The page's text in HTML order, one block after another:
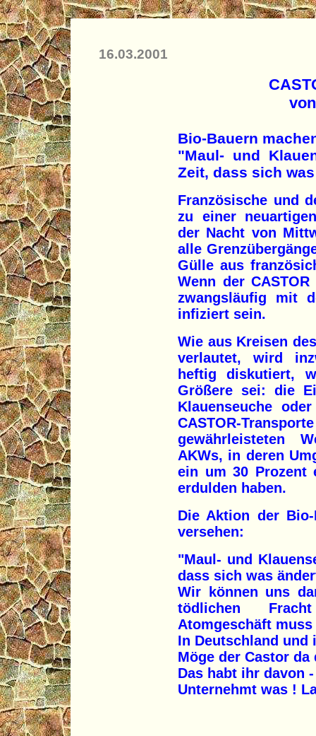
16.03.2001
Bio-Bauern
"Maul- und
Zeit, dass sich
Französische und
zu einer
der Nacht von
alle
Gülle aus
Wenn der
zwangsläufig mit
infiziert sein.
Wie aus Kreisen
verlautet, wird
heftig diskutiert,
Größere sei: die
Klauenseuche
CASTOR-
gewährleisteten
AKWs, in deren
ein um 30 Prozent
erdulden haben.
Die Aktion der
versehen:
"Maul- und
dass sich was
Wir können uns
tödlichen
Atomgeschäft
In Deutschland und
Möge der Castor
Das habt ihr davon
Unternehmt was !